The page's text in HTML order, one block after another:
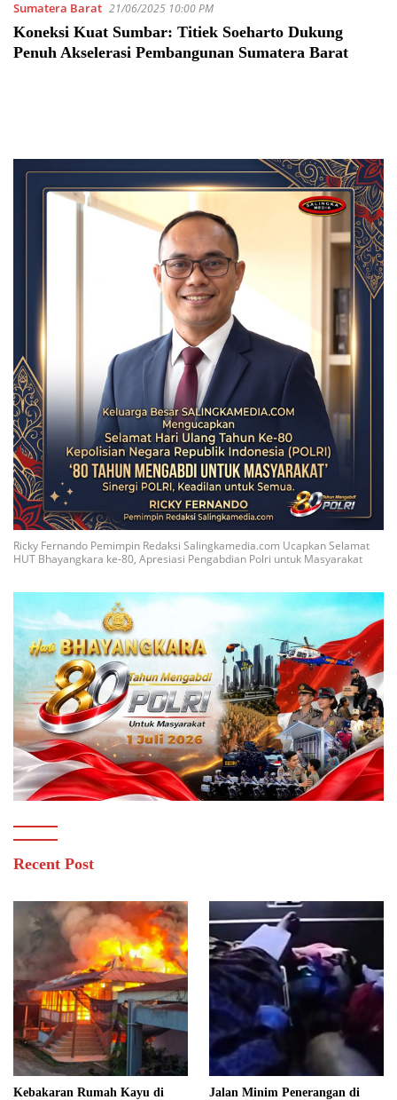
Sumatera Barat 21/06/2025 10:00 PM
Koneksi Kuat Sumbar: Titiek Soeharto Dukung
Penuh Akselerasi Pembangunan Sumatera Barat
Ricky Fernando Pemimpin Redaksi Salingkamedia.com Ucapkan Selamat
HUT Bhayangkara ke-80, Apresiasi Pengabdian Polri untuk Masyarakat
Recent Post
Kebakaran Rumah Kayu di
Jalan Minim Penerangan di